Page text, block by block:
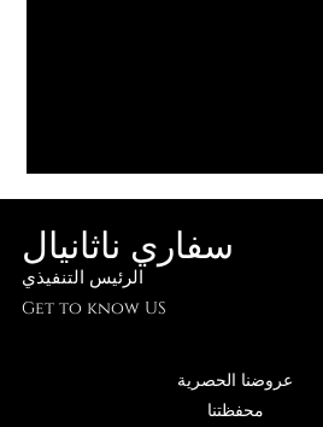
سفاري ناثانيال
الرئيس التنفيذي
Get to know US
عروضنا الحصرية
محفظتنا